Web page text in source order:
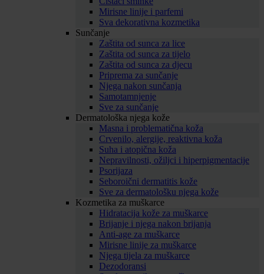
Mirisne linije i parfemi
Sva dekorativna kozmetika
Sunčanje
Zaštita od sunca za lice
Zaštita od sunca za tijelo
Zaštita od sunca za djecu
Priprema za sunčanje
Njega nakon sunčanja
Samotamnjenje
Sve za sunčanje
Dermatološka njega kože
Masna i problematična koža
Crvenilo, alergije, reaktivna koža
Suha i atopična koža
Nepravilnosti, ožiljci i hiperpigmentacije
Psorijaza
Seboroični dermatitis kože
Sve za dermatološku njega kože
Kozmetika za muškarce
Hidratacija kože za muškarce
Brijanje i njega nakon brijanja
Anti-age za muškarce
Mirisne linije za muškarce
Njega tijela za muškarce
Dezodoransi